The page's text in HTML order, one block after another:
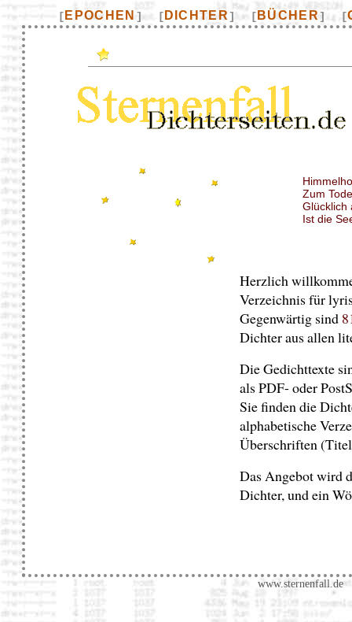
[ EPOCHEN ] [ DICHTER] [ BÜCHER] [
Zum
Glücklich
Ist die
Herzlich
Verzeichnis für
Gegenwärtig sind
Dichter aus allen
Die Gedichttexte
als PDF- oder
Sie finden die
alphabetische
Überschriften
Das Angebot wird
Dichter, und ein
www.sternenfall.de